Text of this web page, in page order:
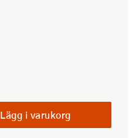
Lägg i varukorg